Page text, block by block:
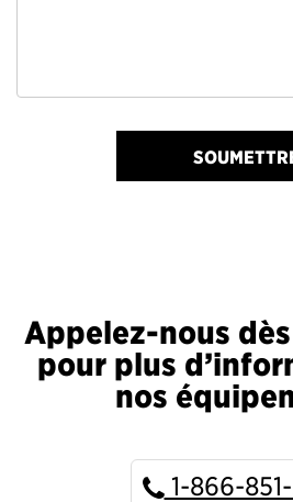
Appelez-nous
pour plus
nos
1-866-